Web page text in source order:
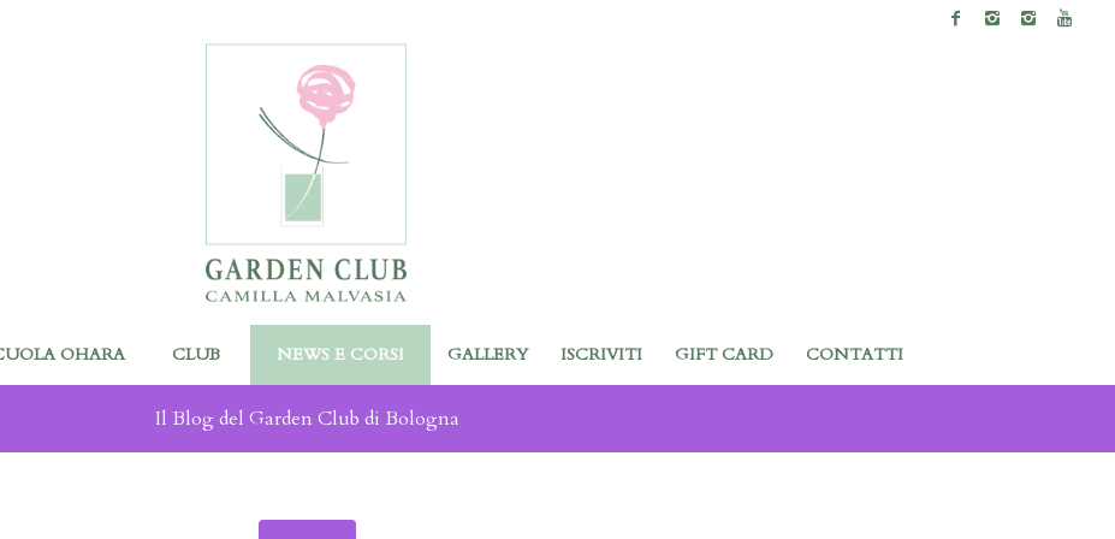
OHARA CLUB NEWS E CORSI GALLERY ISCRIVITI GIFT CARD CONTATTI
Il Blog del Garden Club di Bologna